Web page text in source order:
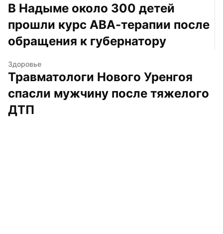
В Надыме около 300 детей
прошли курс АВА-терапии после
обращения к губернатору
Здоровье
Травматологи Нового Уренгоя
спасли мужчину после тяжелого
ДТП